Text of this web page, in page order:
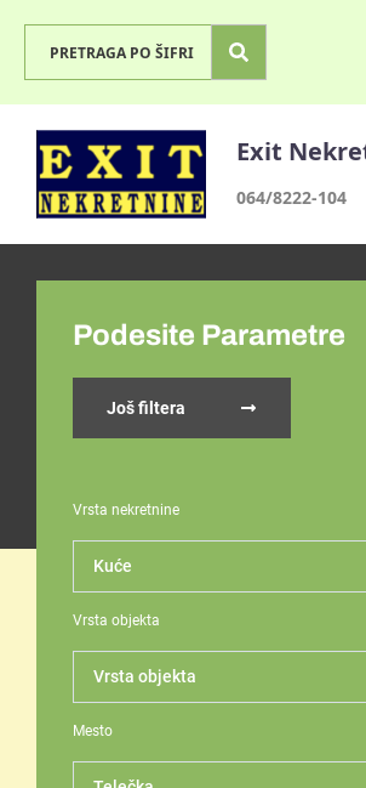
Exit
064/8222-104
Podesite Parametre
Još filtera
Vrsta nekretnine
Vrsta objekta
Mesto